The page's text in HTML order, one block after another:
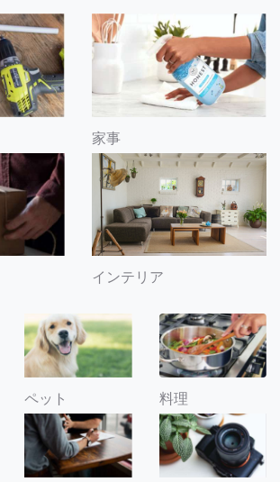
家事
インテリア
ペット 料理